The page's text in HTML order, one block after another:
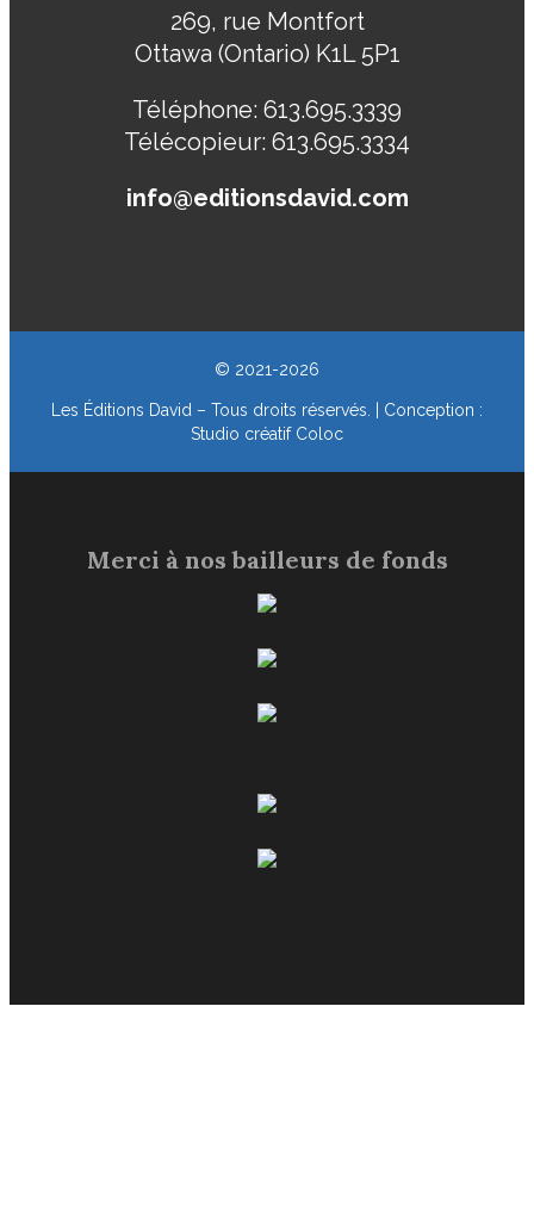
269, rue Montfort
Ottawa (Ontario) K1L 5P1
Téléphone: 613.695.3339
Télécopieur: 613.695.3334
info@editionsdavid.com
© 2021-2026
Les Éditions David – Tous droits réservés. | Conception :
Studio créatif Coloc
Merci à nos bailleurs de fonds